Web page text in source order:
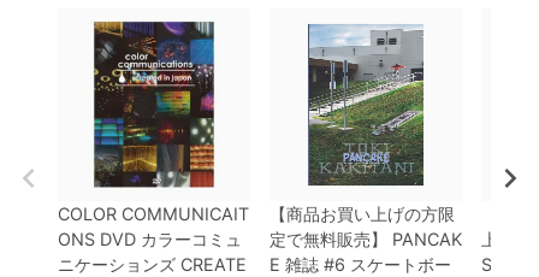
COLOR COMMUNICAIT
ONS DVD カラーコミュ
ニケーションズ CREATE
【商品お買い上げの方限
定で無料販売】
PANCAK
E 雑誌 #6 スケートボー
上で無